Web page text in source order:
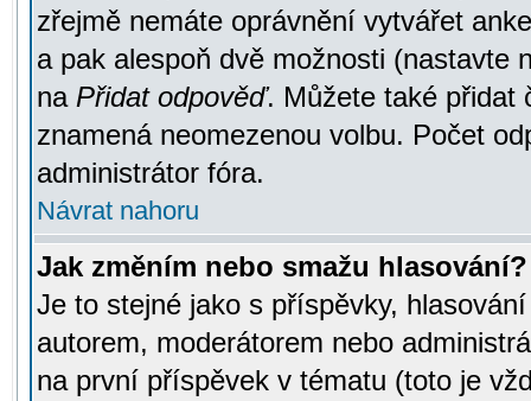
zřejmě nemáte oprávnění vytvářet
a pak alespoň dvě možnosti (nastavte
na Přidat odpověď. Můžete také přidat
znamená neomezenou volbu. Počet
administrátor fóra.
Návrat nahoru
Jak změním nebo smažu hlasování?
Je to stejné jako s příspěvky,
autorem, moderátorem nebo
na první příspěvek v tématu (toto je